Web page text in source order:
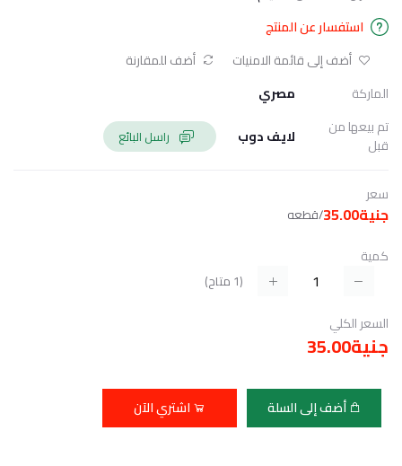
استفسار عن المنتج
أضف إلى قائمة الامنيات
أضف للمقارنة
الماركة
مصري
تم بيعها من
قبل
لايف دوب
سعر
جنية35.00 /قطعه
كمية
(
1 متاح)
السعر الكلي
جنية35.00
أضف إلى السلة اشتري الآن